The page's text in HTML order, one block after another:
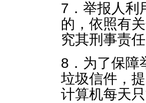
7．举报人利
的，依照有
究其刑事责
8．为了保障
垃圾信件，
计算机每天